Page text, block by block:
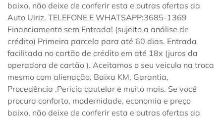
baixo, não deixe de conferir esta e outras ofertas da
Auto Uiriz. TELEFONE E WHATSAPP:3685-1369
Financiamento sem Entrada! (sujeito a análise de
crédito) Primeira parcela para até 60 dias. Entrada
facilitada no cartão de crédito em até 18x (juros da
operadora de cartão ). Aceitamos o seu veiculo na troca
mesmo com alienação. Baixa KM, Garantia,
Procedência ,Pericia cautelar e muito mais. Se você
procura conforto, modernidade, economia e preço
baixo, não deixe de conferir esta e outras ofertas da